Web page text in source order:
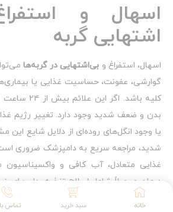
اسهال و
اشتهایی گربه
اسهال، استفراغ و بی‌اشتهایی در گربه‌ها
گوارشی، عفونت، حساسیت غذایی یا
کلیه باشد.
بدن و ضعف شدید وجود دارد. تغییر رژیم
یا وجود انگل‌های روده‌ای از دلایل شایع این
شدید، مراجعه سریع به دامپزشک ضروری
غذایی متعادل، آب کافی و
درمان معمولاً شامل اصلاح تغذیه، داروهای
سرم‌درمانی است. اطلاع از
دلیل استفراغ گربه
خانه سبد خرید تماس